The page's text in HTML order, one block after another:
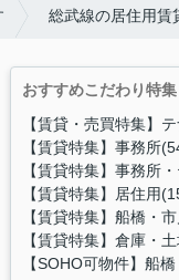
総武線の居住用賃
おすすめこだわり特集
【賃貸・売買特集】
【賃貸特集】事務所
【賃貸特集】事務所
【賃貸特集】居住用
【賃貸特集】船橋・
【賃貸特集】倉庫・
【SOHO可物件】船